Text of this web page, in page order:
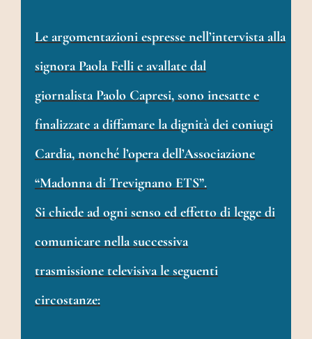
Le argomentazioni espresse nell’intervista alla
signora Paola Felli e avallate dal
giornalista Paolo Capresi, sono inesatte e
finalizzate a diffamare la dignità dei coniugi
Cardia, nonché l’opera dell’Associazione
“Madonna di Trevignano ETS”.
Si chiede ad ogni senso ed effetto di legge di
comunicare nella successiva
trasmissione televisiva le seguenti
circostanze: